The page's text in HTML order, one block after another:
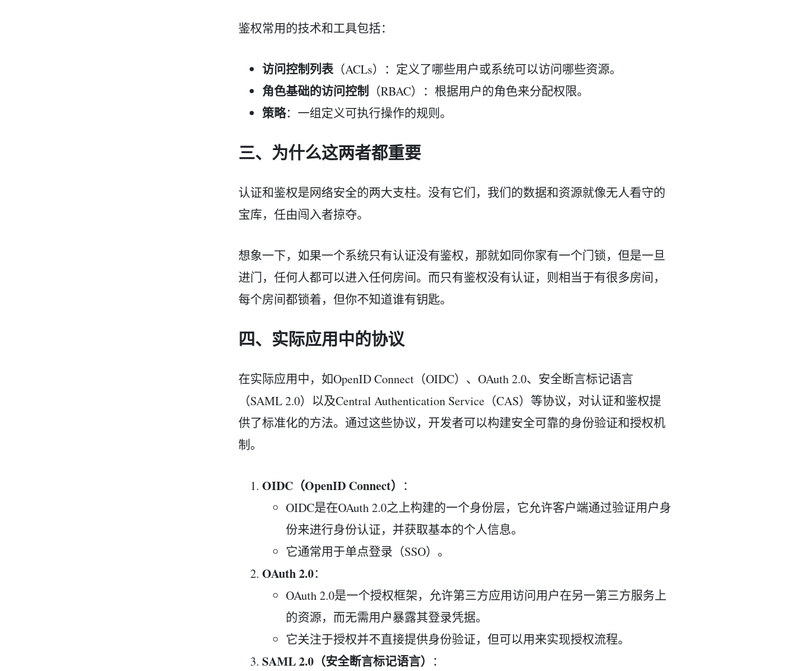
鉴权常用的技术和工具包括：
访问控制列表（ACLs）：定义了哪些用户或系统可以访问哪些资源。
角色基础的访问控制 （RBAC）：根据用户的角色来分配权限。
策略：一组定义可执行操作的规则。
三、为什么这两者都重要
认证和鉴权是网络安全的两大支柱。没有它们，我们的数据和资源就像无人看守的
宝库，任由闯入者掠夺。
想象一下，如果一个系统只有认证没有鉴权，那就如同你家有一个门锁，但是一旦
进门，任何人都可以进入任何房间。而只有鉴权没有认证，则相当于有很多房间，
每个房间都锁着，但你不知道谁有钥匙。
四、实际应用中的协议
在实际应用中，如OpenID Connect（OIDC）、OAuth 2.0、安全断言标记语言
（SAML 2.0）以及Central Authentication Service（CAS）等协议，对认证和鉴权提
供了标准化的方法。通过这些协议，开发者可以构建安全可靠的身份验证和授权机
制。
OIDC（OpenID Connect） ：
OIDC是在OAuth 2.0之上构建的一个身份层，它允许客户端通过验证用户身
份来进行身份认证，并获取基本的个人信息。
它通常用于单点登录（SSO）。
OAuth 2.0：
OAuth 2.0是一个授权框架，允许第三方应用访问用户在另一第三方服务上
的资源，而无需用户暴露其登录凭据。
它关注于授权并不直接提供身份验证，但可以用来实现授权流程。
SAML 2.0（安全断言标记语言） ：